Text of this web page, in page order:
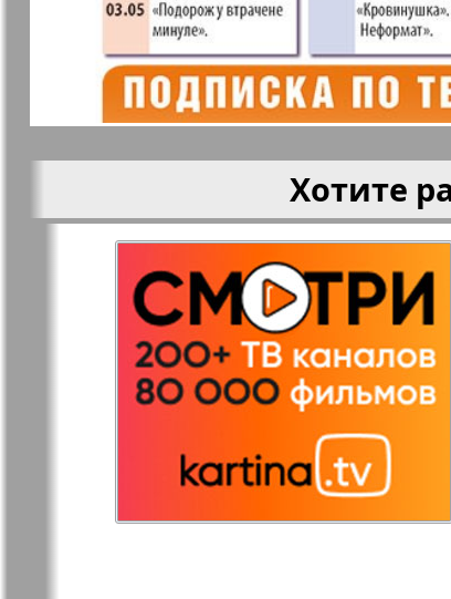
Кругозор
Мир отдыха и
МК
Наш Иерусалим Наш
Остров там и тут
Ost-
Хотите